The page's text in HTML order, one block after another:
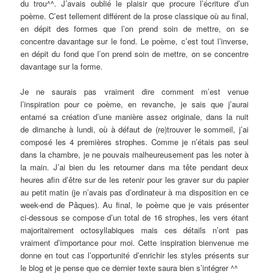
du trou^^. J’avais oublié le plaisir que procure l’écriture d’un
poème. C’est tellement différent de la prose classique où au final,
en dépit des formes que l’on prend soin de mettre, on se
concentre davantage sur le fond. Le poème, c’est tout l’inverse,
en dépit du fond que l’on prend soin de mettre, on se concentre
davantage sur la forme.
Je ne saurais pas vraiment dire comment m’est venue
l’inspiration pour ce poème, en revanche, je sais que j’aurai
entamé sa création d’une manière assez originale, dans la nuit
de dimanche à lundi, où à défaut de (re)trouver le sommeil, j’ai
composé les 4 premières strophes. Comme je n’étais pas seul
dans la chambre, je ne pouvais malheureusement pas les noter à
la main. J’ai bien du les retourner dans ma tête pendant deux
heures afin d’être sur de les retenir pour les graver sur du papier
au petit matin (je n’avais pas d’ordinateur à ma disposition en ce
week-end de Pâques). Au final, le poème que je vais présenter
ci-dessous se compose d’un total de 16 strophes, les vers étant
majoritairement octosyllabiques mais ces détails n’ont pas
vraiment d’importance pour moi. Cette inspiration bienvenue me
donne en tout cas l’opportunité d’enrichir les styles présents sur
le blog et je pense que ce dernier texte saura bien s’intégrer ^^